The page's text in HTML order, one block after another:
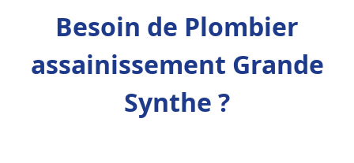
Besoin de Plombier
assainissement Grande
Synthe ?